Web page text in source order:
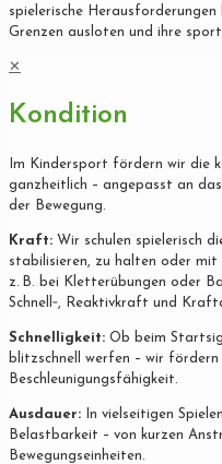
spielerische
Grenzen ausloten und ihre
✕
Kondition
Im Kindersport fördern wir die
ganzheitlich – angepasst an
der Bewegung.
Kraft: Wir schulen spielerisch
stabilisieren, zu halten oder
z. B. bei Kletterübungen oder
Schnell‐, Reaktivkraft und
Schnelligkeit: Ob beim
blitzschnell werfen – wir fördern
Beschleunigungsfähigkeit.
Ausdauer: In vielseitigen
Belastbarkeit – von kurzen
Bewegungseinheiten.